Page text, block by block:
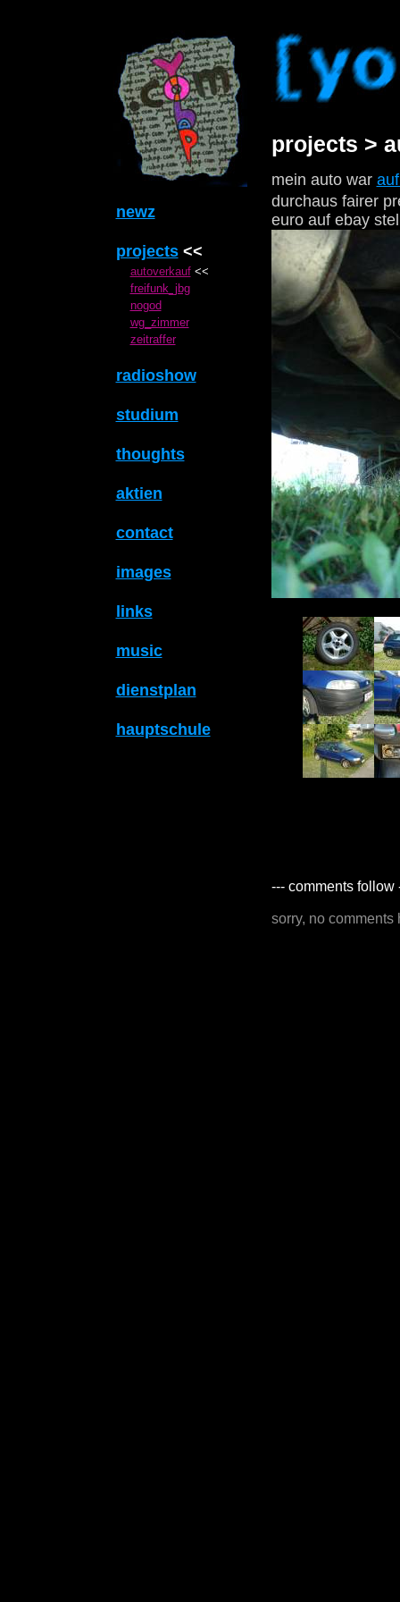
newz
projects<<
autoverkauf<<
freifunk_jbg
nogod
wg_zimmer
zeitraffer
radioshow
studium
thoughts
aktien
contact
images
links
music
dienstplan
hauptschule
projects >
mein auto war
durchaus fairer
euro auf ebay
--- comments follow
sorry, no comments